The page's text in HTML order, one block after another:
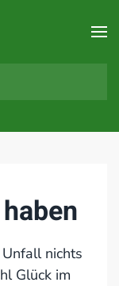
nichts
Glück im